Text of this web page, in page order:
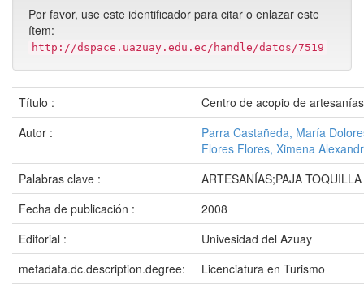
Por favor, use este identificador para citar o enlazar este
ítem:
http://dspace.uazuay.edu.ec/handle/datos/7519
Título :
Centro de acopio de
Autor :
Parra Castañeda, María
Flores Flores, Ximena
Palabras clave :
ARTESANÍAS;PAJA TOQUILLA
Fecha de publicación :
2008
Editorial :
Univesidad del Azuay
metadata.dc.description.degree:
Licenciatura en Turismo